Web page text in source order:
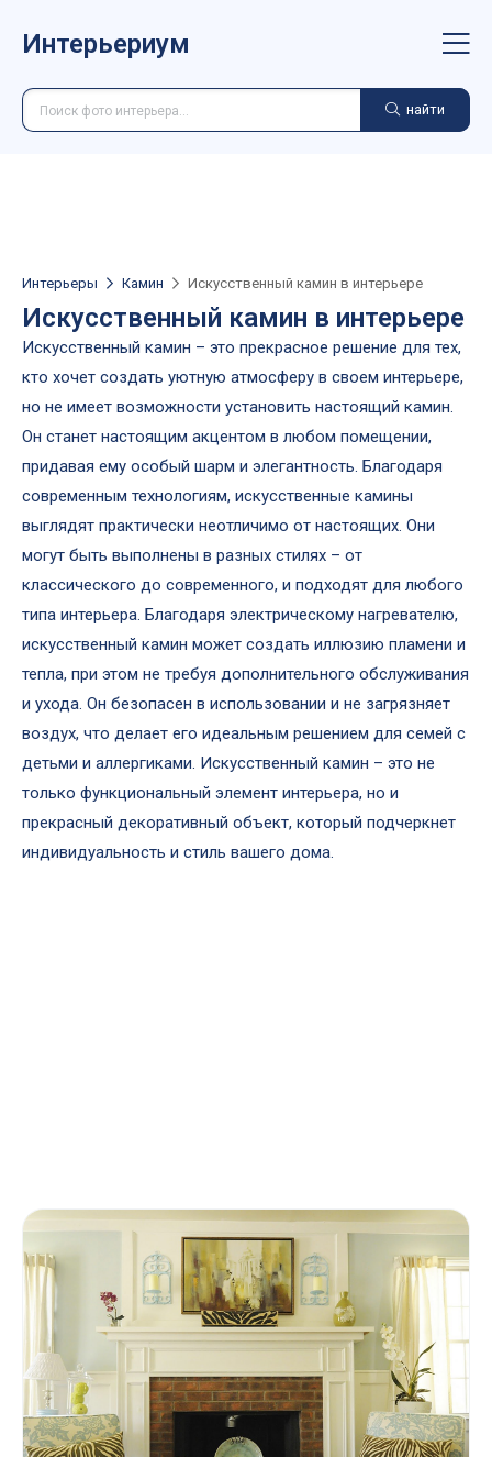
Интерьериум
найти
Интерьеры Камин Искусственный камин в интерьере
Искусственный камин в интерьере
Искусственный камин – это прекрасное решение для тех,
кто хочет создать уютную атмосферу в своем интерьере,
но не имеет возможности установить настоящий камин.
Он станет настоящим акцентом в любом помещении,
придавая ему особый шарм и элегантность. Благодаря
современным технологиям, искусственные камины
выглядят практически неотличимо от настоящих. Они
могут быть выполнены в разных стилях – от
классического до современного, и подходят для любого
типа интерьера. Благодаря электрическому нагревателю,
искусственный камин может создать иллюзию пламени и
тепла, при этом не требуя дополнительного обслуживания
и ухода. Он безопасен в использовании и не загрязняет
воздух, что делает его идеальным решением для семей с
детьми и аллергиками. Искусственный камин – это не
только функциональный элемент интерьера, но и
прекрасный декоративный объект, который подчеркнет
индивидуальность и стиль вашего дома.